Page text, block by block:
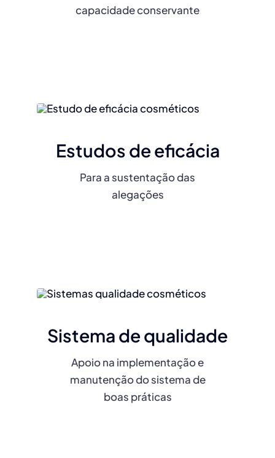
capacidade conservante
Estudos de eficácia
Para a sustentação das
alegações
Sistema de qualidade
Apoio na implementação e
manutenção do sistema de
boas práticas